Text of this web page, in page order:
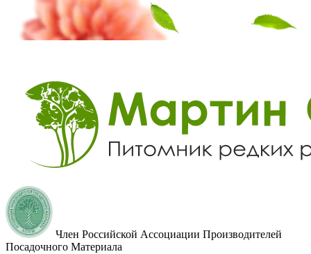
Член Российской Ассоциации Производителей
Посадочного Материала